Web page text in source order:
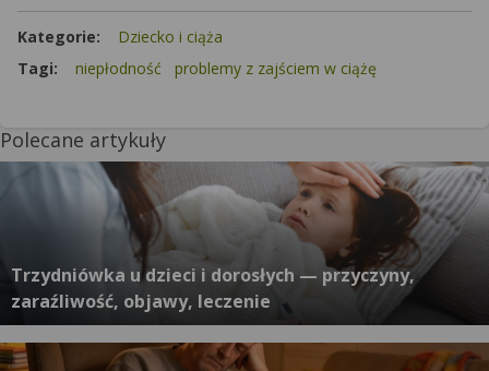
Kategorie:
Dziecko i ciąża
Tagi:
niepłodność problemy z zajściem w ciążę
Polecane artykuły
Trzydniówka u dzieci i dorosłych — przyczyny,
zaraźliwość, objawy, leczenie